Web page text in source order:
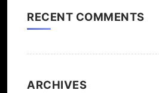
RECENT COMMENTS
ARCHIVES